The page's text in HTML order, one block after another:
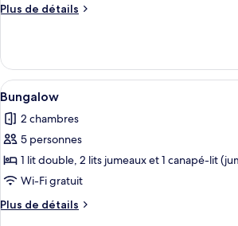
Plus de détails
Plus
Tente,
chambres
(Glamping)
Afficher
toutes
les
photos
pour
ce
type
de
Une
6
Bungalow
2 chambres
5 personnes
1 lit double, 2 lits jumeaux et 1 canapé-lit
Wi-Fi gratuit
Plus de détails
Plus